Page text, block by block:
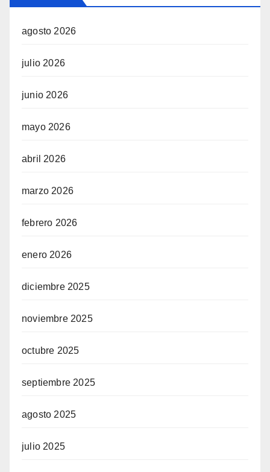
agosto 2026
julio 2026
junio 2026
mayo 2026
abril 2026
marzo 2026
febrero 2026
enero 2026
diciembre 2025
noviembre 2025
octubre 2025
septiembre 2025
agosto 2025
julio 2025